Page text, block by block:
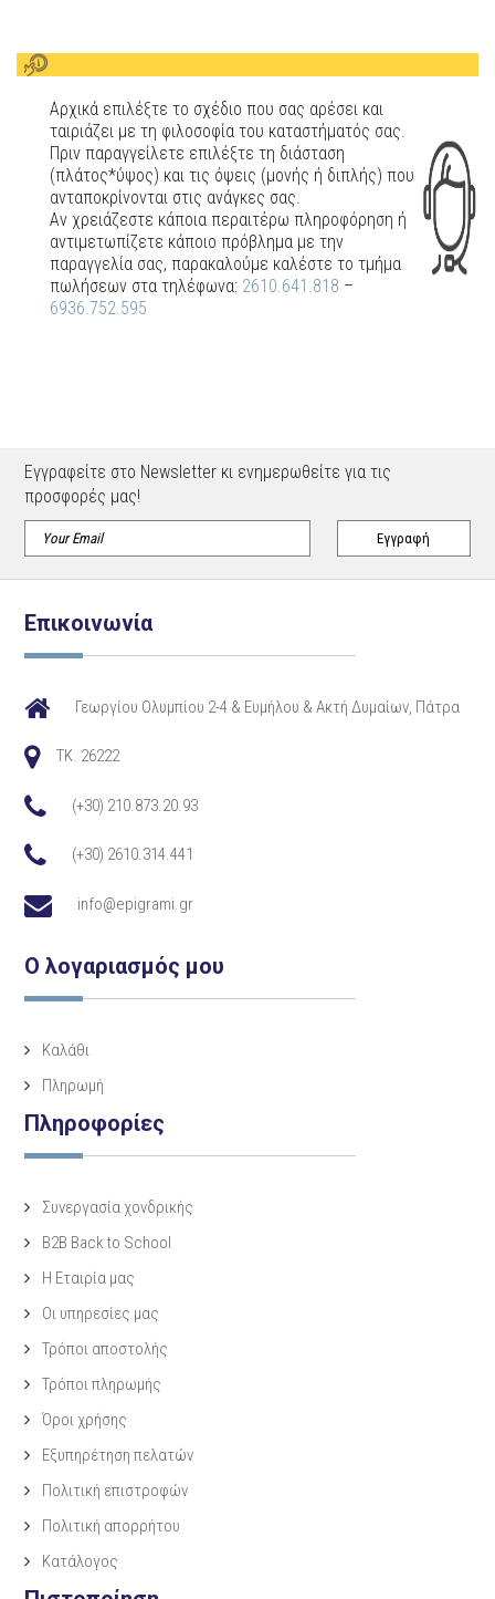
Αρχικά επιλέξτε το σχέδιο που σας αρέσει και
ταιριάζει με τη φιλοσοφία του καταστήματός σας.
Πριν παραγγείλετε επιλέξτε τη διάσταση
(πλάτος*ύψος) και τις όψεις (μονής ή διπλής) που
ανταποκρίνονται στις ανάγκες σας.
Αν χρειάζεστε κάποια περαιτέρω πληροφόρηση ή
αντιμετωπίζετε κάποιο πρόβλημα με την
παραγγελία σας, παρακαλούμε καλέστε το τμήμα
πωλήσεων στα τηλέφωνα: 2610.641.818 –
6936.752.595
Εγγραφείτε στο Newsletter κι ενημερωθείτε για τις
προσφορές μας!
Επικοινωνία
Γεωργίου Ολυμπίου 2-4 & Ευμήλου & Ακτή Δυμαίων, Πάτρα
TK. 26222
(+30) 210.873.20.93
(+30) 2610.314.441
info@epigrami.gr
Ο λογαριασμός μου
Καλάθι
Πληρωμή
Πληροφορίες
Συνεργασία χονδρικής
B2B Back to School
Η Eταιρία μας
Οι υπηρεσίες μας
Τρόποι αποστολής
Τρόποι πληρωμής
Όροι χρήσης
Εξυπηρέτηση πελατών
Πολιτική επιστροφών
Πολιτική απορρήτου
Κατάλογος